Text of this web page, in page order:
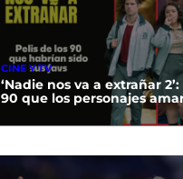
CINE Y TV
‘Nadie nos va a extrañar
90 que los personajes